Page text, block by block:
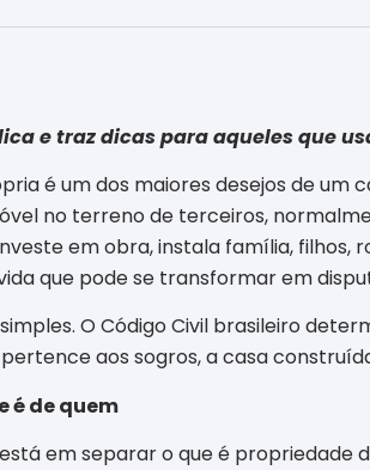
e traz dicas para aqueles que
é um dos maiores desejos de um
no terreno de terceiros,
em obra, instala família,
que pode se transformar em
O Código Civil brasileiro
aos sogros, a casa
é de quem
em separar o que é propriedade